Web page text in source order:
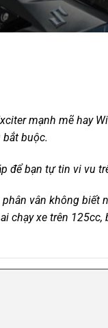
mạnh mẽ hay
buộc.
để bạn tự tin vi vu
vân không
xe trên